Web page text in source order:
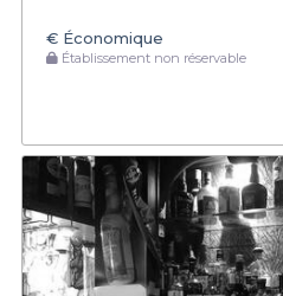
€ Économique
Établissement non réservable